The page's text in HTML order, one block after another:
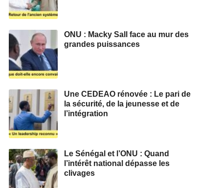
ONU : Macky Sall face au mur des
grandes puissances
Une CEDEAO rénovée : Le pari de
la sécurité, de la jeunesse et de
l’intégration
Le Sénégal et l’ONU : Quand
l’intérêt national dépasse les
clivages